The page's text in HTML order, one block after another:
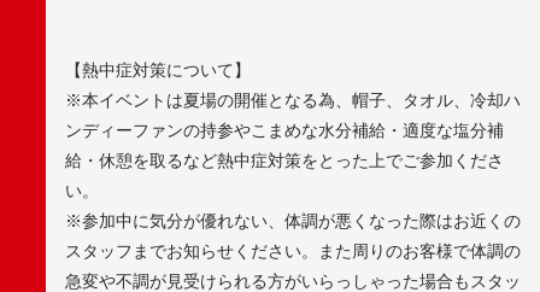
【熱中症対策について】
※本イベントは夏場の開催となる為、帽子、タオル、冷却ハ
ンディーファンの持参やこまめな水分補給・適度な塩分補
給・休憩を取るなど熱中症対策をとった上でご参加くださ
い。
※参加中に気分が優れない、体調が悪くなった際はお近くの
スタッフまでお知らせください。また周りのお客様で体調の
急変や不調が見受けられる方がいらっしゃった場合もスタッ